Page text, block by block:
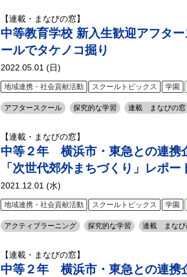
【連載・まなびの窓】
中等教育学校 新入生歓迎アフター
ールでタケノコ掘り
2022.05.01 (日)
地域連携・社会貢献活動 スクールトピックス 学園
アフタースクール 探究的な学習 連載 まなびの窓
【連載・まなびの窓】
中等２年 横浜市・東急との連携
「次世代郊外まちづくり」レポ
2021.12.01 (水)
地域連携・社会貢献活動 スクールトピックス 学園
アクティブラーニング 探究的な学習 連載 まなび
【連載・まなびの窓】
中等２年 横浜市・東急との連携